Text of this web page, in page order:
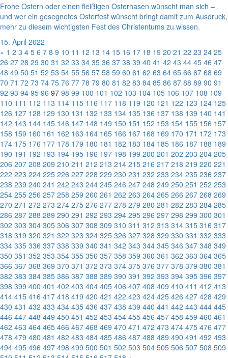
Frohe Ostern oder einen fleißigen Osterhasen wünscht man sich –
und wer ein gesegnetes Osterfest wünscht bringt damit zum Ausdruck,
mehr zu diesem wichtigsten Fest des Christentums zu wissen.
15. April 2022
« 1 2 3 4 5 6 7 8 9 10 11 12 13 14 15 16 17 18 19 20 21 22 23 24 25
26 27 28 29 30 31 32 33 34 35 36 37 38 39 40 41 42 43 44 45 46 47
48 49 50 51 52 53 54 55 56 57 58 59 60 61 62 63 64 65 66 67 68 69
70 71 72 73 74 75 76 77 78 79 80 81 82 83 84 85 86 87 88 89 90 91
92 93 94 95 96 97 98 99 100 101 102 103 104 105 106 107 108 109
110 111 112 113 114 115 116 117 118 119 120 121 122 123 124 125
126 127 128 129 130 131 132 133 134 135 136 137 138 139 140 141
142 143 144 145 146 147 148 149 150 151 152 153 154 155 156 157
158 159 160 161 162 163 164 165 166 167 168 169 170 171 172 173
174 175 176 177 178 179 180 181 182 183 184 185 186 187 188 189
190 191 192 193 194 195 196 197 198 199 200 201 202 203 204 205
206 207 208 209 210 211 212 213 214 215 216 217 218 219 220 221
222 223 224 225 226 227 228 229 230 231 232 233 234 235 236 237
238 239 240 241 242 243 244 245 246 247 248 249 250 251 252 253
254 255 256 257 258 259 260 261 262 263 264 265 266 267 268 269
270 271 272 273 274 275 276 277 278 279 280 281 282 283 284 285
286 287 288 289 290 291 292 293 294 295 296 297 298 299 300 301
302 303 304 305 306 307 308 309 310 311 312 313 314 315 316 317
318 319 320 321 322 323 324 325 326 327 328 329 330 331 332 333
334 335 336 337 338 339 340 341 342 343 344 345 346 347 348 349
350 351 352 353 354 355 356 357 358 359 360 361 362 363 364 365
366 367 368 369 370 371 372 373 374 375 376 377 378 379 380 381
382 383 384 385 386 387 388 389 390 391 392 393 394 395 396 397
398 399 400 401 402 403 404 405 406 407 408 409 410 411 412 413
414 415 416 417 418 419 420 421 422 423 424 425 426 427 428 429
430 431 432 433 434 435 436 437 438 439 440 441 442 443 444 445
446 447 448 449 450 451 452 453 454 455 456 457 458 459 460 461
462 463 464 465 466 467 468 469 470 471 472 473 474 475 476 477
478 479 480 481 482 483 484 485 486 487 488 489 490 491 492 493
494 495 496 497 498 499 500 501 502 503 504 505 506 507 508 509